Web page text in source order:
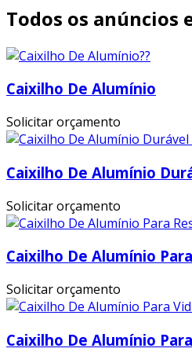
Todos os anúncios
Caixilho De Alumínio
Solicitar orçamento
Caixilho De Alumínio
Solicitar orçamento
Caixilho De Alumínio
Solicitar orçamento
Caixilho De Alumínio